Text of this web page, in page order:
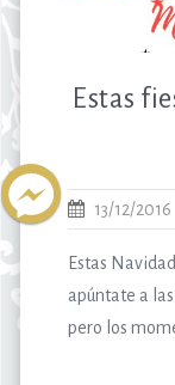
Estas
13/12/2016
Estas
apúntate a
pero los